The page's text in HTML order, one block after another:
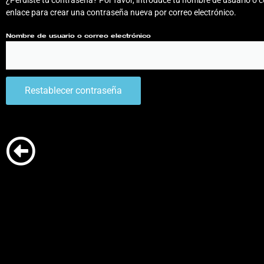
enlace para crear una contraseña nueva por correo electrónico.
Nombre de usuario o correo electrónico
Restablecer contraseña